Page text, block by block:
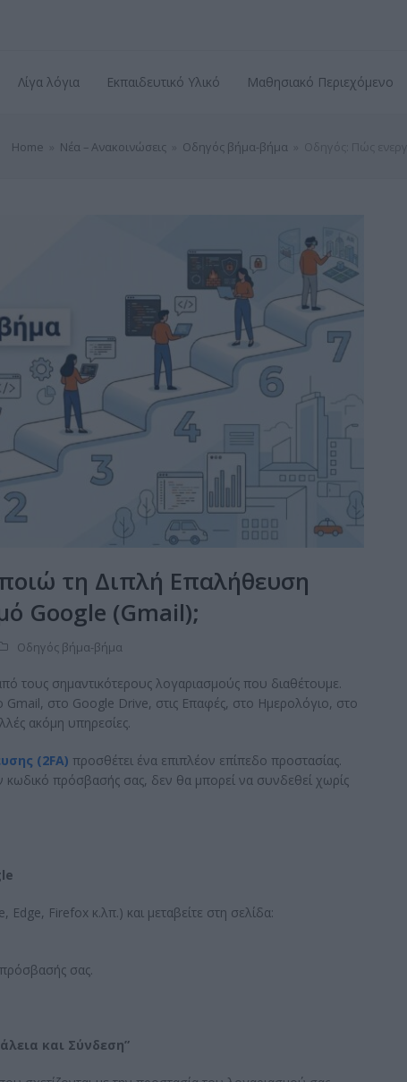
Λίγα λόγια Εκπαιδευτικό Υλικό Μαθησιακό Περιεχόμενο
Home Νέα – Ανακοινώσεις Οδηγός βήμα-βήμα
τη Διπλή Επαλήθευση
Google (Gmail);
Οδηγός βήμα-βήμα
τους σημαντικότερους λογαριασμούς που διαθέτουμε.
στο Google Drive, στις Επαφές, στο Ημερολόγιο, στο
ακόμη υπηρεσίες.
(2FA) προσθέτει ένα επιπλέον επίπεδο προστασίας.
κωδικό πρόσβασής σας, δεν θα μπορεί να συνδεθεί χωρίς
Firefox κ.λπ.) και μεταβείτε στη σελίδα:
σας.
και Σύνδεση”